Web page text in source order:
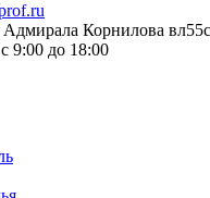
Адмирала Корнилова
9:00 до 18:00